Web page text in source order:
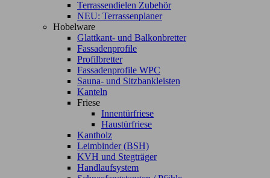
Terrassendielen Zubehör
NEU: Terrassenplaner
Hobelware
Glattkant- und Balkonbretter
Fassadenprofile
Profilbretter
Fassadenprofile WPC
Sauna- und Sitzbankleisten
Kanteln
Friese
Innentürfriese
Haustürfriese
Kantholz
Leimbinder (BSH)
KVH und Stegträger
Handlaufsystem